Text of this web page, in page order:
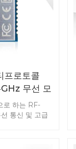
프로토콜
무선 모
로 하는 RF-
통신 및 고급